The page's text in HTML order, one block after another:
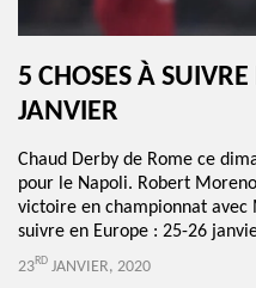
5 CHOSES À
JANVIER
Chaud Derby de Rome ce
pour le Napoli. Robert
victoire en championnat avec
suivre en Europe : 25-26
23RD JANVIER, 2020